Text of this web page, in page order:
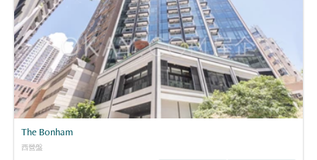
The Bonham
西營盤